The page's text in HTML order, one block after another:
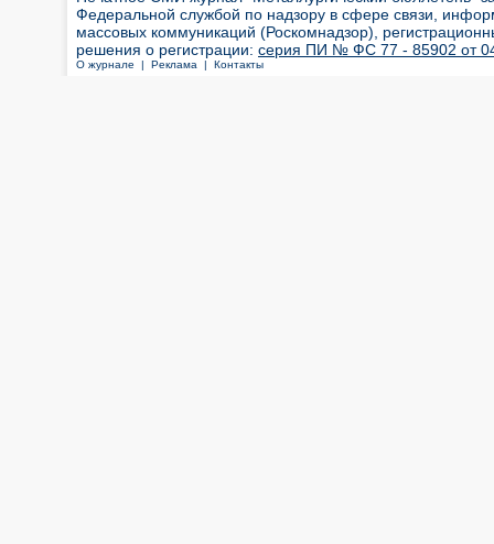
Федеральной службой по надзору в сфере связи,
массовых коммуникаций (Роскомнадзор),
решения о регистрации: серия ПИ № ФС 77 - 85902 от 04
О журнале | Реклама | Контакты